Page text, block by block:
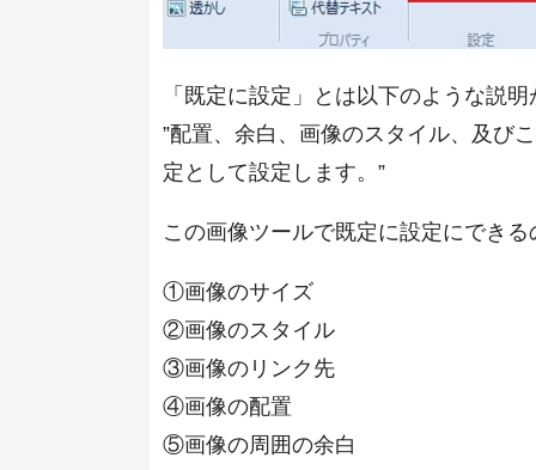
「既定に設定」とは以下のような説
”配置、余白、画像のスタイル、及び
定として設定します。”
この画像ツールで既定に設定にでき
①画像のサイズ
②画像のスタイル
③画像のリンク先
④画像の配置
⑤画像の周囲の余白